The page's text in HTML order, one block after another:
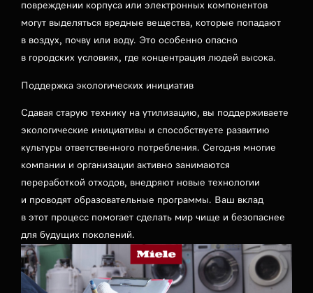
повреждении корпуса или электронных компонентов
могут выделяться вредные вещества, которые попадают
в воздух, почву или воду. Это особенно опасно
в городских условиях, где концентрация людей высока.
Поддержка экологических инициатив
Сдавая старую технику на утилизацию, вы поддерживаете
экологические инициативы и способствуете развитию
культуры ответственного потребления. Сегодня многие
компании и организации активно занимаются
переработкой отходов, внедряют новые технологии
и проводят образовательные программы. Ваш вклад
в этот процесс помогает сделать мир чище и безопаснее
для будущих поколений.